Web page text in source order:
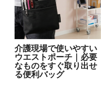
介護現場で使いやすい
ウエストポーチ｜必要
なものをすぐ取り出せ
る便利バッグ